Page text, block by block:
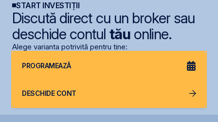
START INVESTIȚII
Discută direct cu un broker sau
deschide contul tăuonline.
Alege varianta potrivită pentru tine:
PROGRAMEAZĂ
DESCHIDE CONT